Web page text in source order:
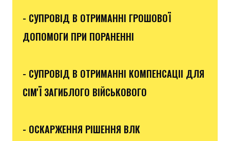
- СУПРОВІД В ОТРИМАННІ ГРОШОВОЇ
ДОПОМОГИ ПРИ ПОРАНЕННІ
- СУПРОВІД В ОТРИМАННІ КОМПЕНСАЦІІ ДЛЯ
СІМ'Ї ЗАГИБЛОГО ВІЙСЬКОВОГО
- ОСКАРЖЕННЯ РІШЕННЯ ВЛК